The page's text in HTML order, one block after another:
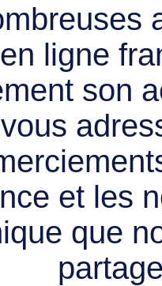
ligne
son
et les
que